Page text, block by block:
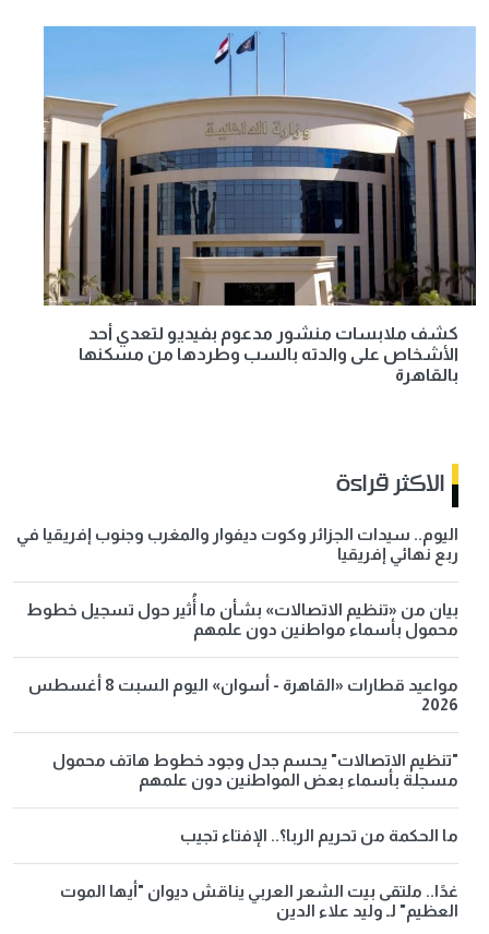
كشف ملابسات منشور مدعوم بفيديو لتعدي أحد
الأشخاص على والدته بالسب وطردها من مسكنها
بالقاهرة
الاكثر قراءة
اليوم.. سيدات الجزائر وكوت ديفوار والمغرب وجنوب إفريقيا في
ربع نهائي إفريقيا
بيان من «تنظيم الاتصالات» بشأن ما أُثير حول تسجيل خطوط
محمول بأسماء مواطنين دون علمهم
مواعيد قطارات «القاهرة - أسوان» اليوم السبت 8 أغسطس
2026
"تنظيم الاتصالات" يحسم جدل وجود خطوط هاتف محمول
مسجلة بأسماء بعض المواطنين دون علمهم
ما الحكمة من تحريم الربا؟.. الإفتاء تجيب
غدًا.. ملتقى بيت الشعر العربي يناقش ديوان "أيها الموت
العظيم" لـ وليد علاء الدين